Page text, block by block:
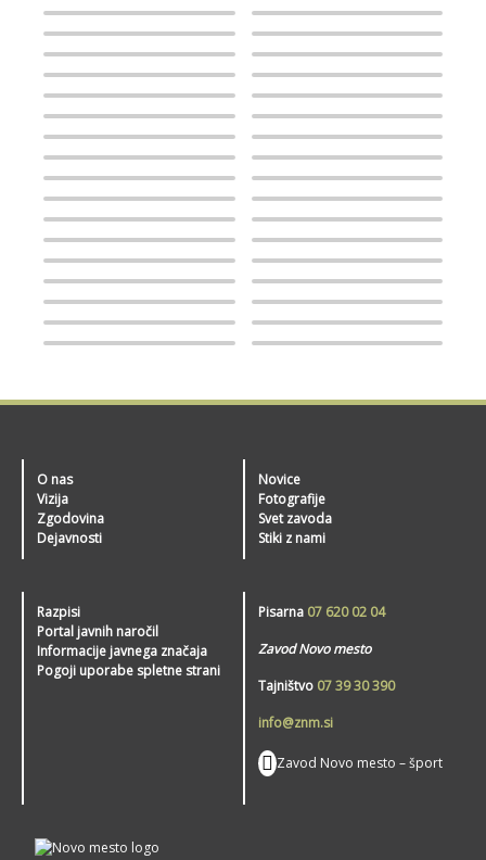
O nas
Vizija
Zgodovina
Dejavnosti
Novice
Fotografije
Svet zavoda
Stiki z nami
Razpisi
Portal javnih naročil
Informacije javnega značaja
Pogoji uporabe spletne strani
Pisarna 07 620 02 04
Zavod Novo mesto
Tajništvo 07 39 30 390
info@znm.si
Zavod Novo mesto – šport